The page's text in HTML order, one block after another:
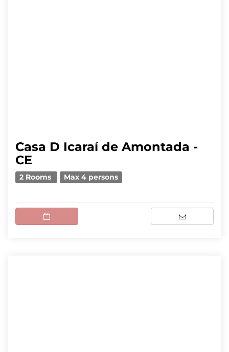
Casa D Icaraí de Amontada -
CE
2 Rooms Max 4 persons